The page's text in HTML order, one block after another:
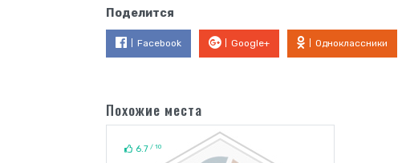
Поделится
Facebook Google+ Одноклассники
Похожие места
6.7 / 10